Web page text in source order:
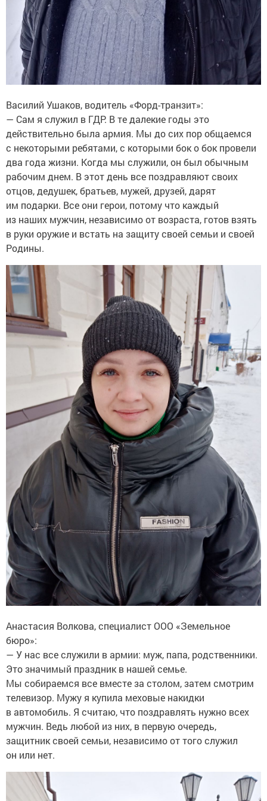
Василий Ушаков, водитель «Форд-транзит»:
— Сам я служил в ГДР. В те далекие годы это
действительно была армия. Мы до сих пор общаемся
с некоторыми ребятами, с которыми бок о бок провели
два года жизни. Когда мы служили, он был обычным
рабочим днем. В этот день все поздравляют своих
отцов, дедушек, братьев, мужей, друзей, дарят
им подарки. Все они герои, потому что каждый
из наших мужчин, независимо от возраста, готов взять
в руки оружие и встать на защиту своей семьи и своей
Родины.
Анастасия Волкова, специалист ООО «Земельное
бюро»:
— У нас все служили в армии: муж, папа, родственники.
Это значимый праздник в нашей семье.
Мы собираемся все вместе за столом, затем смотрим
телевизор. Мужу я купила меховые накидки
в автомобиль. Я считаю, что поздравлять нужно всех
мужчин. Ведь любой из них, в первую очередь,
защитник своей семьи, независимо от того служил
он или нет.